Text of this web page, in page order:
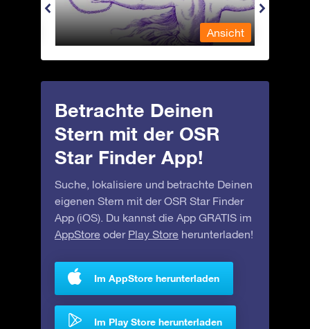
Ansicht
Betrachte Deinen
Stern mit der OSR
Star Finder App!
Suche, lokalisiere und betrachte Deinen
eigenen Stern mit der OSR Star Finder
App (iOS). Du kannst die App GRATIS im
AppStore oder Play Store herunterladen!
Im AppStore herunterladen
Im Play Store herunterladen